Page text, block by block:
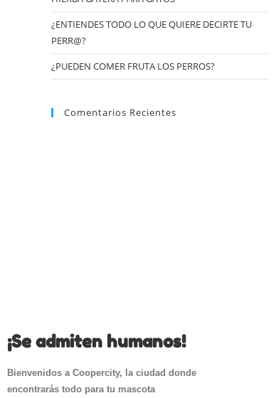
¿ENTIENDES TODO LO QUE QUIERE DECIRTE TU
PERR@?
¿PUEDEN COMER FRUTA LOS PERROS?
Comentarios Recientes
¡Se admiten humanos!
Bienvenidos a Coopercity, la ciudad donde
encontrarás todo para tu mascota